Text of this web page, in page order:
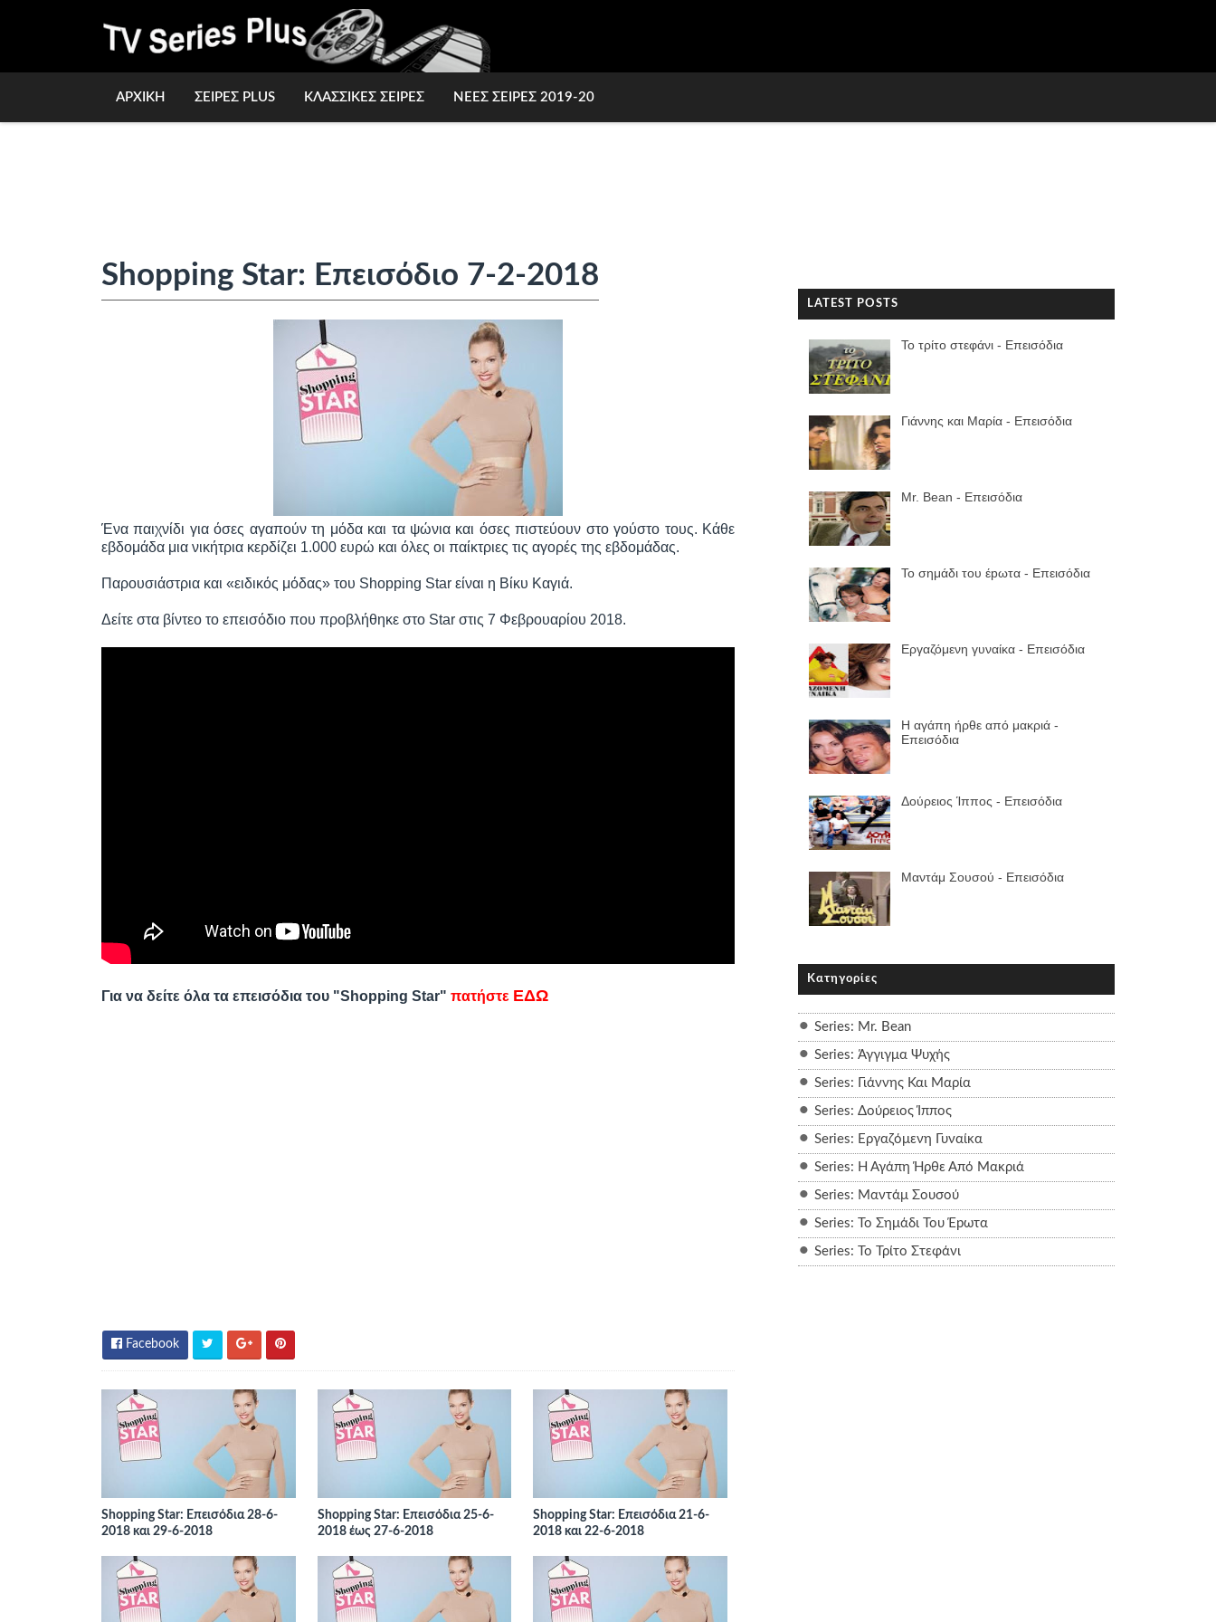
ΑΡΧΙΚΗ ΣΕΙΡΕΣ PLUS ΚΛΑΣΣΙΚΕΣ ΣΕΙΡΕΣ ΝΕΕΣ ΣΕΙΡΕΣ 2019-20
Shopping Star: Επεισόδιο 7-2-2018
Ένα παιχνίδι για όσες αγαπούν τη μόδα και τα ψώνια και όσες πιστεύουν στο γούστο τους. Κάθε
εβδομάδα μια νικήτρια κερδίζει 1.000 ευρώ και όλες οι παίκτριες τις αγορές της εβδομάδας.
Παρουσιάστρια και «ειδικός μόδας» του Shopping Star είναι η Βίκυ Καγιά.
Δείτε στα βίντεο τo επεισόδιο που προβλήθηκε στο Star στις 7 Φεβρουαρίου 2018.
Για να δείτε όλα τα επεισόδια του "Shopping Star" πατήστε ΕΔΩ
Facebook
Shopping Star: Επεισόδια 28-6-
2018 και 29-6-2018
Shopping Star: Επεισόδια 25-6-
2018 έως 27-6-2018
Shopping Star: Επεισόδια 21-6-
2018 και 22-6-2018
LATEST POSTS
Το τρίτο στεφάνι - Επεισόδια
Γιάννης και Μαρία - Επεισόδια
Mr. Bean - Επεισόδια
Το σημάδι του έpωτα - Επεισόδια
Εργαζόμενη γυναίκα - Επεισόδια
Η αγάπη ήρθε από μακριά -
Επεισόδια
Δούρειος Ίππος - Επεισόδια
Μαντάμ Σουσού - Επεισόδια
Κατηγορίες
Series: Mr. Bean
Series: Άγγιγμα Ψυχής
Series: Γιάννης Και Μαρία
Series: Δούρειος Ίππος
Series: Εργαζόμενη Γυναίκα
Series: Η Αγάπη Ήρθε Από Μακριά
Series: Μαντάμ Σουσού
Series: Το Σημάδι Του Έpωτα
Series: Το Τρίτο Στεφάνι